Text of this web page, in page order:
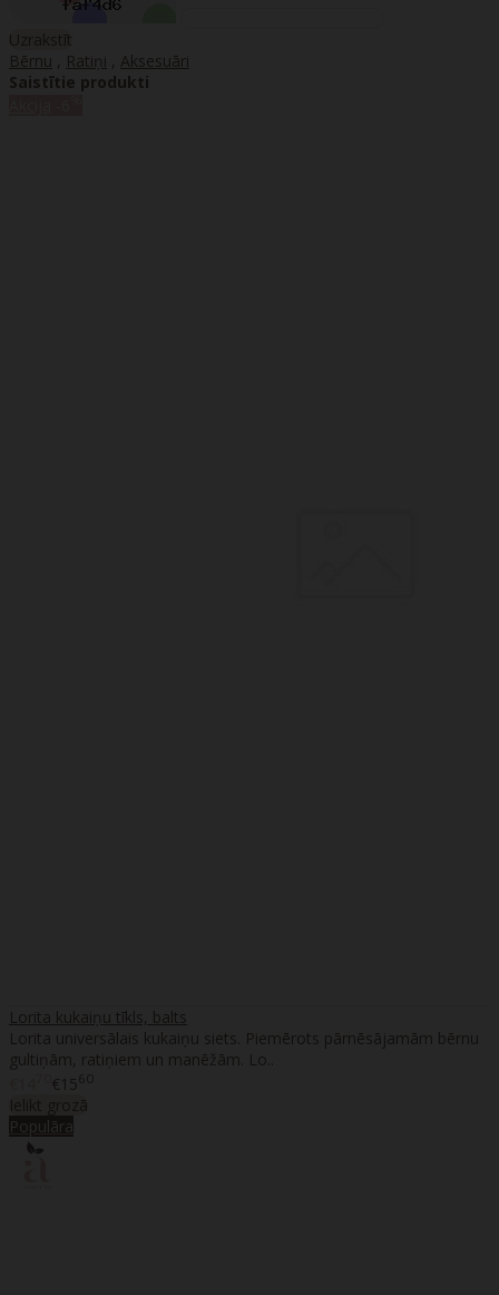
Uzrakstīt
Bērnu , Ratiņi , Aksesuāri
Saistītie produkti
Lorita kukaiņu tīkls, balts
Lorita universālais kukaiņu siets. Piemērots pārnēsājamām bērnu
gultiņām, ratiņiem un manēžām. Lo..
€1560
Ielikt grozā
Populāra